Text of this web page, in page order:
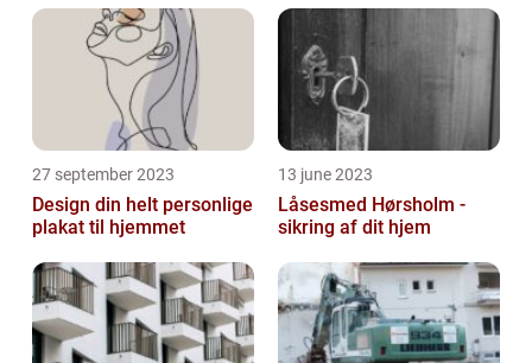
27 september 2023
Design din helt personlige
plakat til hjemmet
13 june 2023
Låsesmed Hørsholm -
sikring af dit hjem